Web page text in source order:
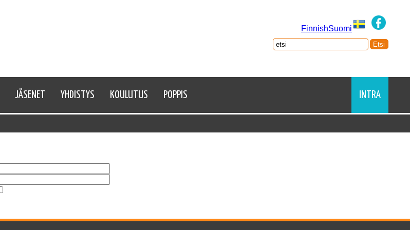
FinnishSuomi
JÄSENET YHDISTYS KOULUTUS POPPIS INTRA